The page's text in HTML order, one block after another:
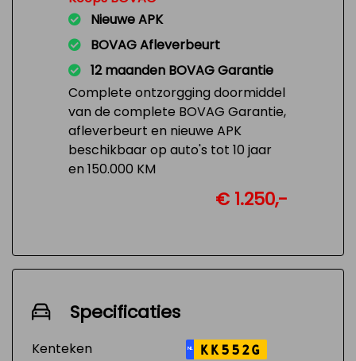
Nieuwe APK
BOVAG Afleverbeurt
12 maanden BOVAG Garantie
Complete ontzorgging doormiddel
van de complete BOVAG Garantie,
afleverbeurt en nieuwe APK
beschikbaar op auto's tot 10 jaar
en 150.000 KM
€ 1.250,-
Specificaties
Kenteken NL KK552G